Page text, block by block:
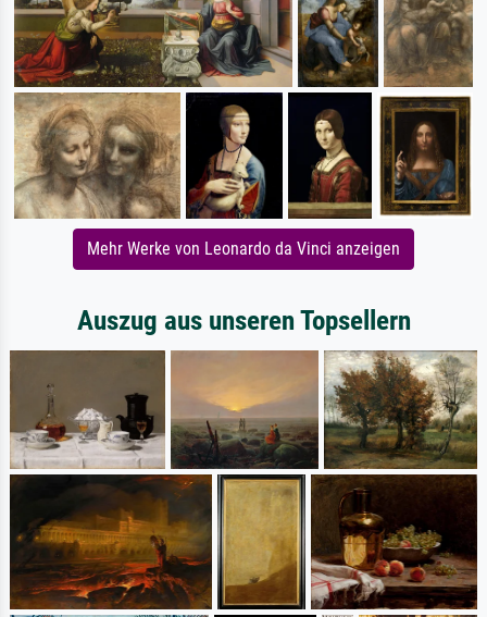
Mehr Werke von Leonardo da Vinci anzeigen
Auszug aus unseren Topsellern